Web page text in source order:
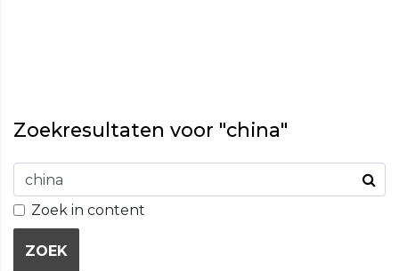
Zoekresultaten voor "china"
Zoek in content
ZOEK